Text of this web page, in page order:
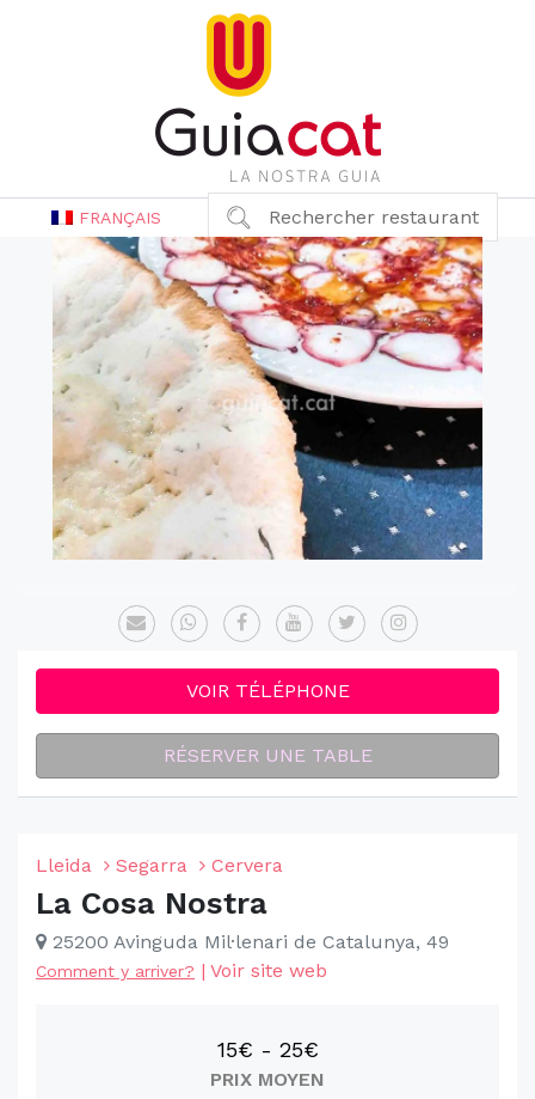
FRANÇAIS Rechercher restaurant
VOIR TÉLÉPHONE
RÉSERVER UNE TABLE
Lleida Segarra Cervera
La Cosa Nostra
25200 Avinguda Mil·lenari de Catalunya, 49
Comment y arriver? | Voir site web
15€ - 25€
PRIX MOYEN